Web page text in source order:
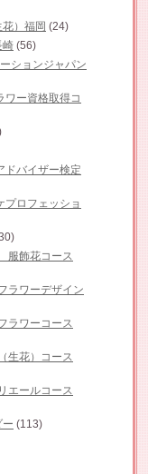
）福岡 (24)
崎 (56)
ションジャパン
ー資格取得コ
バイザー検定
ロフェッショ
飾花コース
ラワーデザイン
ラワーコース
生花）コース
エールコース
ー (113)